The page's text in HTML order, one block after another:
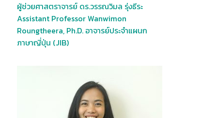
ผู้ช่วยศาสตราจารย์ ดร.วรรณวิมล รุ่งธีระ
Assistant Professor Wanwimon
Roungtheera, Ph.D. อาจารย์ประจำแผนก
ภาษาญี่ปุ่น (JIB)